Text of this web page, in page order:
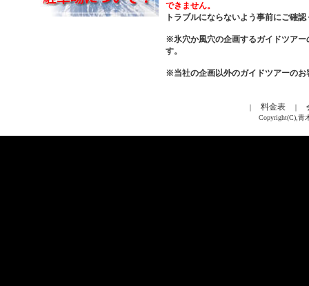
できません。
トラブルにならないよう事前にご確
※氷穴か風穴の企画するガイドツア
す。
※当社の企画以外のガイドツアーの
｜ 料金表 ｜
Copyright(C),